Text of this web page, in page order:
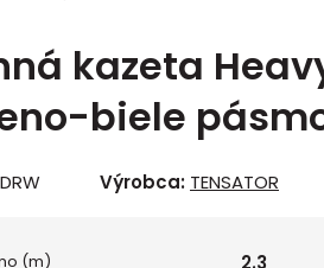
kazeta
biele
Výrobca: TENSATOR
(m) 2.3